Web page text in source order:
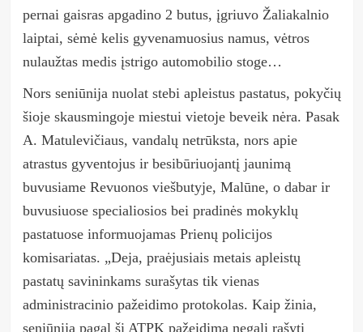
pernai gaisras apgadino 2 butus, įgriuvo Žaliakalnio
laiptai, sėmė kelis gyvenamuosius namus, vėtros
nulaužtas medis įstrigo automobilio stoge…
Nors seniūnija nuolat stebi apleistus pastatus, pokyčių
šioje skausmingoje miestui vietoje beveik nėra. Pasak
A. Matulevičiaus, vandalų netrūksta, nors apie
atrastus gyventojus ir besibūriuojantį jaunimą
buvusiame Revuonos viešbutyje, Malūne, o dabar ir
buvusiuose specialiosios bei pradinės mokyklų
pastatuose informuojamas Prienų policijos
komisariatas. „Deja, praėjusiais metais apleistų
pastatų savininkams surašytas tik vienas
administracinio pažeidimo protokolas. Kaip žinia,
seniūnija pagal šį ATPK pažeidimą negali rašyti